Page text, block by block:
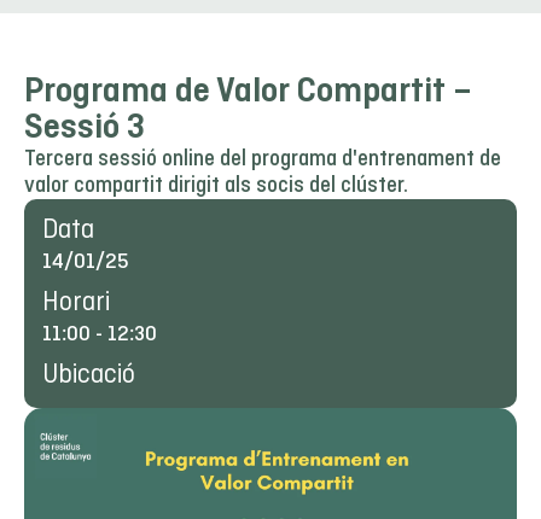
Programa de Valor Compartit –
Sessió 3
Tercera sessió online del programa d'entrenament de
valor compartit dirigit als socis del clúster.
Data
14/01/25
Horari
11:00 - 12:30
Ubicació